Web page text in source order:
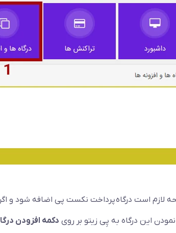
لازم است درگاه پرداخت نکست پی اضافه شود و
این درگاه به پِی زیتو بر روی دکمه افزودن